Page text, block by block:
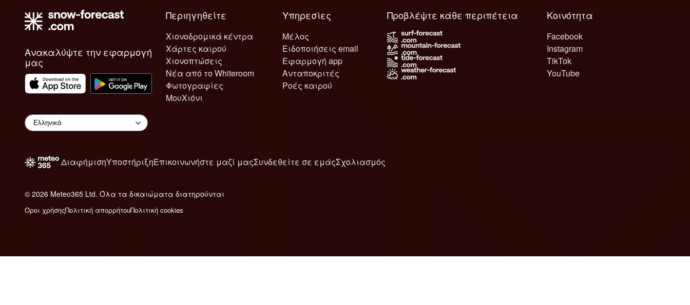
Ανακαλύψτε την εφαρμογή
μας
Περιηγηθείτε
Χιονοδρομικά κέντρα
Χάρτες καιρού
Χιονοπτώσεις
Νέα από το Whiteroom
Φωτογραφίες
ΜουΧιόνι
Υπηρεσίες
Μέλος
Ειδοποιήσεις email
Εφαρμογή app
Ανταποκριτές
Ροές καιρού
Κοινότητα
Facebook
Instagram
TikTok
YouTube
Προβλέψτε κάθε περιπέτεια
ΔιαφήμισηΥποστήριξηΕπικοινωνήστε μαζί μαςΣυνδεθείτε σε εμάςΣχολιασμός
© 2026 Meteo365 Ltd. Όλα τα δικαιώματα διατηρούνται
Όροι χρήσηςΠολιτική απορρήτουΠολιτική cookies